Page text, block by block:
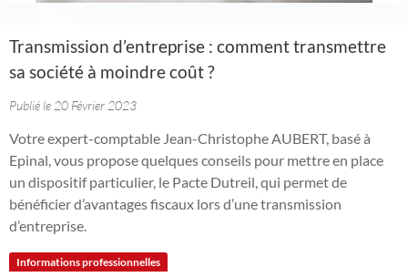
Transmission d’entreprise : comment transmettre
sa société à moindre coût ?
Publié le 20 Février 2023
Votre expert-comptable Jean-Christophe AUBERT, basé à
Epinal, vous propose quelques conseils pour mettre en place
un dispositif particulier, le Pacte Dutreil, qui permet de
bénéficier d’avantages fiscaux lors d’une transmission
d’entreprise.
Informations professionnelles